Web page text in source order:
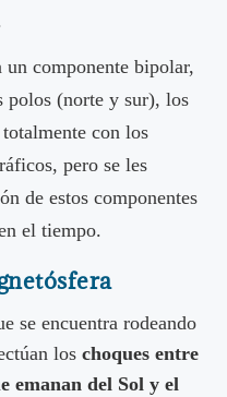
un componente bipolar,
polos (norte y sur), los
con los
pero se les
de estos componentes
el tiempo.
se encuentra rodeando
loschoques entre
emanan del Sol y el